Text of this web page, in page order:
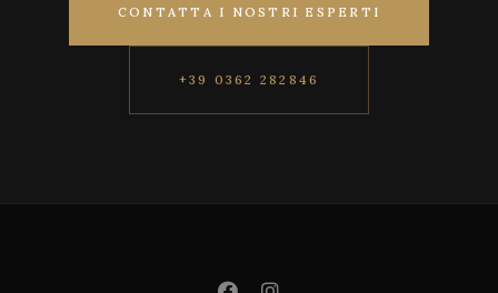
CONTATTA I NOSTRI ESPERTI
+39 0362 282846